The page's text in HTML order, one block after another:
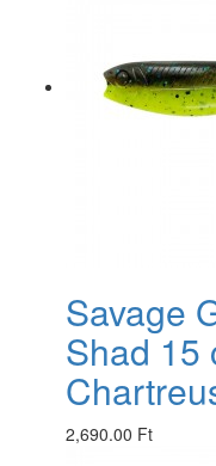
Savage
Shad 15
2,690.00 Ft